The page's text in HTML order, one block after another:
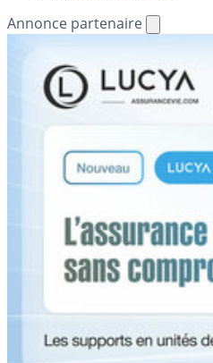
Annonce partenaire